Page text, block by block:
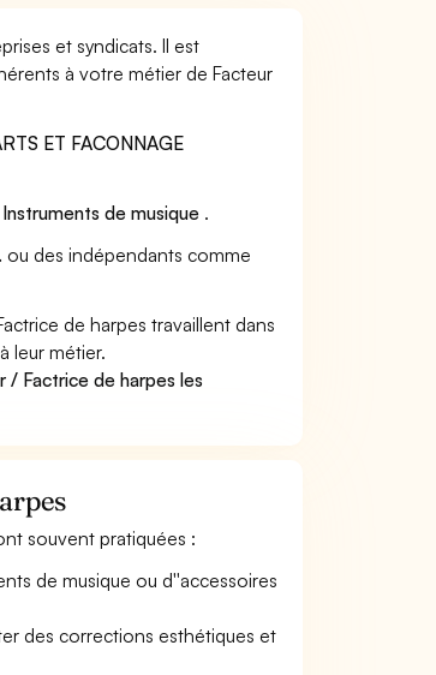
et syndicats. Il est
à votre métier de Facteur
ET FACONNAGE
Instruments de musique .
ou des indépendants comme
de harpes travaillent dans
leur métier.
/ Factrice de harpes les
souvent pratiquées :
de musique ou d''accessoires
des corrections esthétiques et